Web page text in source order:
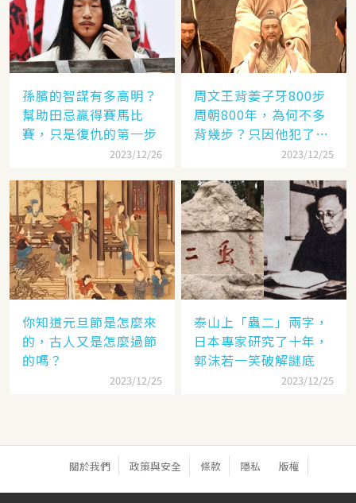
孫臏的智謀有多高明？
幫助田忌贏得賽馬比
賽，只是復仇的第一步
2023/12/26
周文王背姜子牙800步
周朝800年，為何不多
背幾步？只因他犯了個
2023/12/25
你知道元旦節是怎麼來
的，古人又是怎麼過節
的嗎？
2023/12/25
泰山上「蟲二」兩字，
日本專家研究了十年，
郭沫若一笑破解謎底
2023/12/25
關於我們 政策與安全 條款 隱私 版權